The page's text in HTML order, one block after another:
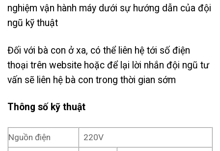
nghiệm vận hành máy dưới sự hướng dẫn của đội
ngũ kỹ thuật
Đối với bà con ở xa, có thể liên hệ tới số điện
thoại trên website hoặc để lại lời nhắn đội ngũ tư
vấn sẽ liên hệ bà con trong thời gian sớm
Thông số kỹ thuật
Nguồn điện 220V